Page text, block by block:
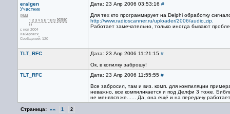
eralgen
Участник
с ноя 2004
Хабаровск
Сообщений: 120
Дата: 23 Апр 2006 03:53:16 #
Для тех кто программирует на Delphi обработку
http://www.radioscanner.ru/uploader/2006/audio.zip.
Работает замечательно, только иногда бывают
TLT_RFC Дата: 23 Апр 2006 11:21:15 #
Ок, в копилку заброшу!
TLT_RFC
Дата: 23 Апр 2006 11:55:55 #
Все забросил, там и виз. комп. для компиляции
неважно, все компиликается и под Делфи 3 тоже.
не менялся же...... Да, она ещё и на передачу
Страница: «« 1 2